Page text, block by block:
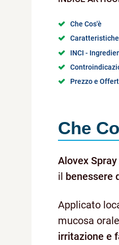
Che Cos'è
Caratteristiche
INCI -
Prezzo e
Che
Alovex Spray
il benessere
Applicato
mucosa
irritazione e